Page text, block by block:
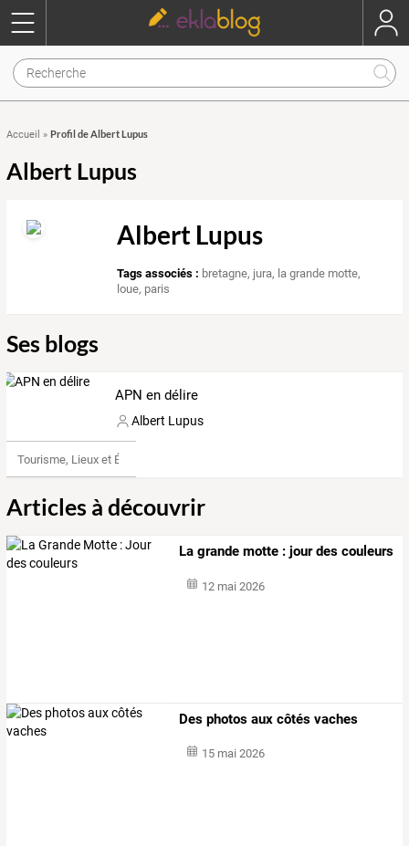
Accueil » Profil de Albert Lupus
Albert Lupus
Albert Lupus
Tags associés : bretagne, jura, la grande motte,
loue, paris
Ses blogs
APN en délire
Albert Lupus
Tourisme, Lieux et Événements
Articles à découvrir
La grande motte : jour des couleurs
12 mai 2026
Des photos aux côtés vaches
15 mai 2026